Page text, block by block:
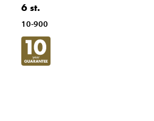
6 st.
10-900